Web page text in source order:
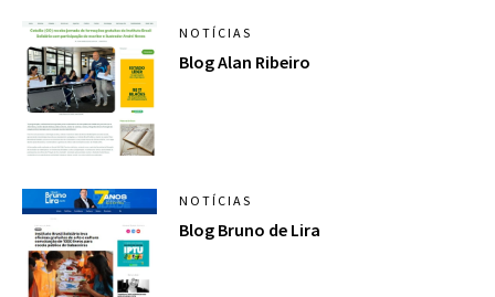
NOTÍCIAS
Blog Alan Ribeiro
NOTÍCIAS
Blog Bruno de Lira